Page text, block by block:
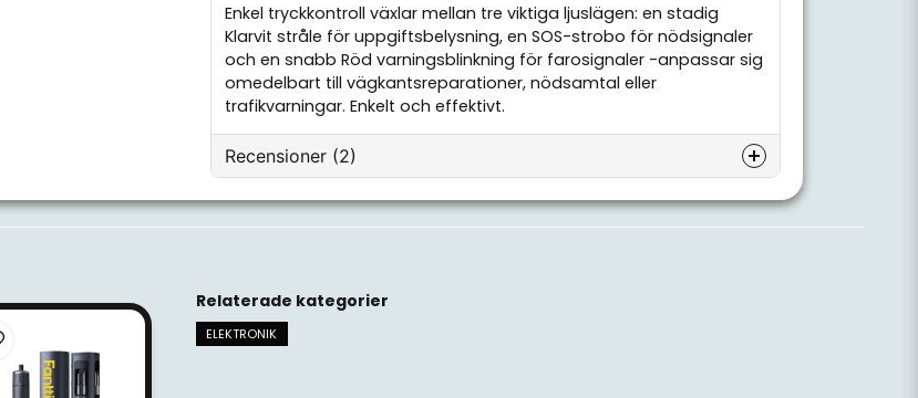
Enkel tryckkontroll växlar mellan tre viktiga ljuslägen: en stadig
Klarvit stråle för uppgiftsbelysning, en SOS-strobo för nödsignaler
och en snabb Röd varningsblinkning för farosignaler -anpassar sig
omedelbart till vägkantsreparationer, nödsamtal eller
trafikvarningar. Enkelt och effektivt.
Recensioner (2)
Mikael
för 5 månader sedan
Relaterade kategorier
ELEKTRONIK